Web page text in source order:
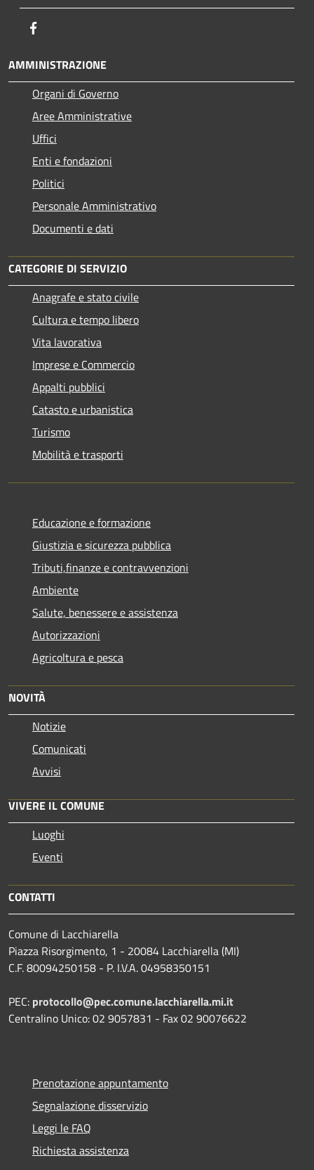
AMMINISTRAZIONE
Organi di Governo
Aree Amministrative
Uffici
Enti e fondazioni
Politici
Personale Amministrativo
Documenti e dati
CATEGORIE DI SERVIZIO
Anagrafe e stato civile
Cultura e tempo libero
Vita lavorativa
Imprese e Commercio
Appalti pubblici
Catasto e urbanistica
Turismo
Mobilità e trasporti
Educazione e formazione
Giustizia e sicurezza pubblica
Tributi,finanze e contravvenzioni
Ambiente
Salute, benessere e assistenza
Autorizzazioni
Agricoltura e pesca
NOVITÀ
Notizie
Comunicati
Avvisi
VIVERE IL COMUNE
Luoghi
Eventi
CONTATTI
Comune di Lacchiarella
Piazza Risorgimento, 1 - 20084 Lacchiarella (MI)
C.F. 80094250158 - P. I.V.A. 04958350151
PEC: protocollo@pec.comune.lacchiarella.mi.it
Centralino Unico: 02 9057831 - Fax 02 90076622
Prenotazione appuntamento
Segnalazione disservizio
Leggi le FAQ
Richiesta assistenza